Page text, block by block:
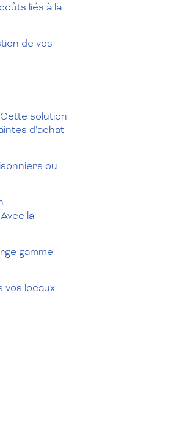
liés à la
de vos
solution
d’achat
ou
la
gamme
vos locaux